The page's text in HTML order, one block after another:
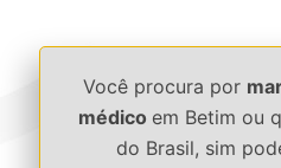
Você procura por
médico em Betim ou
do Brasil, sim